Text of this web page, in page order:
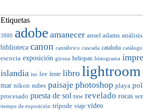
Etiquetas
3880 adobe amanecer ansel adams análisis
biblioteca canon cantábrico cascada cataluña catálogo
escocia exposición girona heliopan histograma
islandia iso lee lente libro lightroom
mar nikon nubes paisaje photoshop playa
procesado puesta de sol raw revelado rocas
tiempo de exposición trípode viaje video